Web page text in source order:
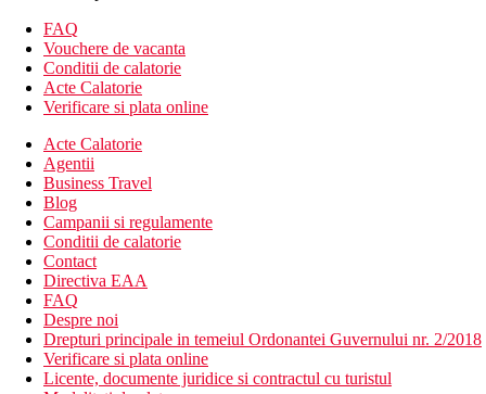
patiserie
4 baruri (lobby bar, bar la piscina, service bar) , bar pe
plaja)
1 piscina principala, sezlonguri si umbrele gratuite langa
cabinet medical (contra cost)
servicii de spalatorie (contra cost)
salon de infrumusetare (contra cost)
Descrierea plajei
plaja cu nisip
certificata Blue Flag
sezlonguri, umbrele si prosoape gratuite
Activitati sportive gratuite
fitness
tenis de masa
FAQ
Vouchere de vacanta
Conditii de calatorie
Acte Calatorie
Verificare si plata online
Acte Calatorie
Agentii
Business Travel
Blog
Campanii si regulamente
Conditii de calatorie
Contact
Directiva EAA
FAQ
Despre noi
Drepturi principale in temeiul Ordonantei Guvernului nr. 2/2018
Verificare si plata online
Licente, documente juridice si contractul cu turistul